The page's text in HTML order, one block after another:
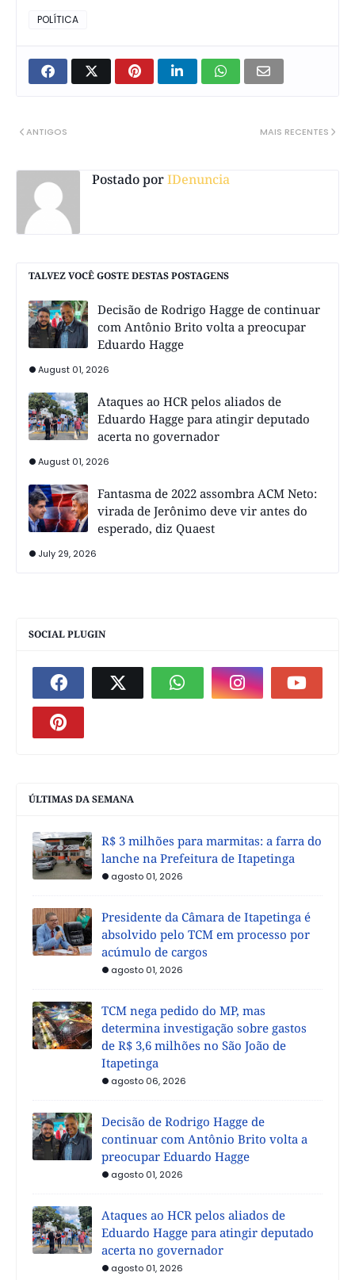
POLÍTICA
MAIS RECENTES
ANTIGOS
Postado porIDenuncia
TALVEZ VOCÊ GOSTE DESTAS POSTAGENS
Decisão de Rodrigo Hagge de continuar
com Antônio Brito volta a preocupar
Eduardo Hagge
August 01, 2026
Ataques ao HCR pelos aliados de
Eduardo Hagge para atingir deputado
acerta no governador
August 01, 2026
Fantasma de 2022 assombra ACM Neto:
virada de Jerônimo deve vir antes do
esperado, diz Quaest
July 29, 2026
SOCIAL PLUGIN
ÚLTIMAS DA SEMANA
R$ 3 milhões para marmitas: a farra do
lanche na Prefeitura de Itapetinga
agosto 01, 2026
Presidente da Câmara de Itapetinga é
absolvido pelo TCM em processo por
acúmulo de cargos
agosto 01, 2026
TCM nega pedido do MP, mas
determina investigação sobre gastos
de R$ 3,6 milhões no São João de
Itapetinga
agosto 06, 2026
Decisão de Rodrigo Hagge de
continuar com Antônio Brito volta a
preocupar Eduardo Hagge
agosto 01, 2026
Ataques ao HCR pelos aliados de
Eduardo Hagge para atingir deputado
acerta no governador
agosto 01, 2026